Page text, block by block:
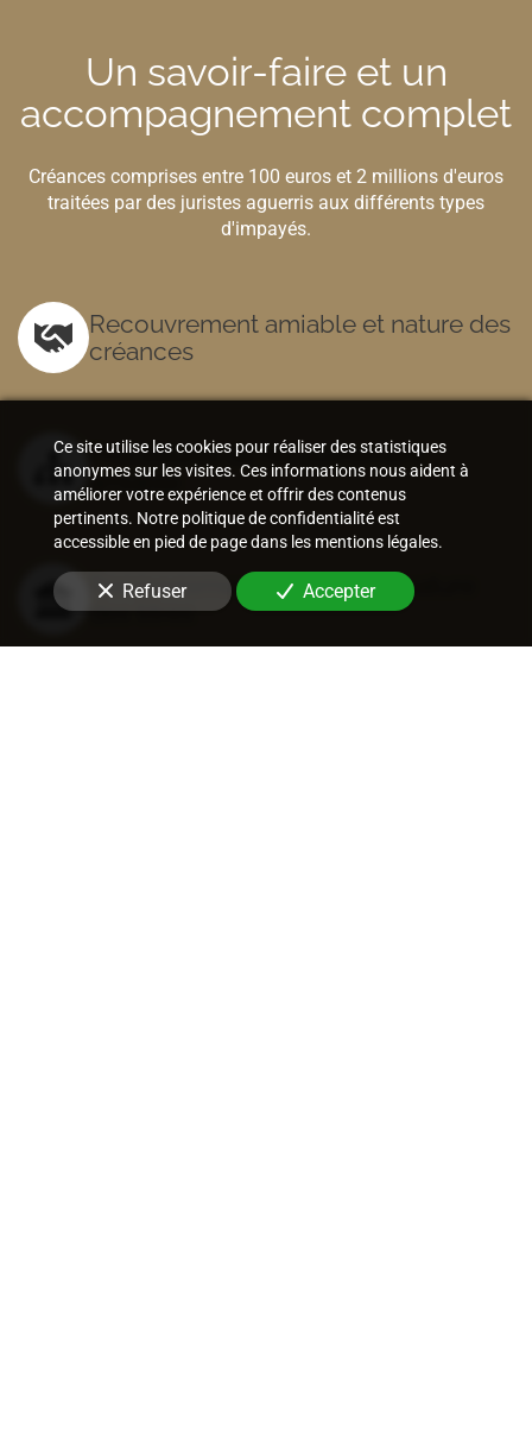
Un savoir-faire et un
accompagnement complet
Créances comprises entre 100 euros et 2 millions d'euros
traitées par des juristes aguerris aux différents types
d'impayés.
Recouvrement amiable et nature des
créances
Procédures de recouvrement
amiable
Recouvrement judiciaire et nature
des titres
Ce site utilise les cookies pour réaliser des statistiques
anonymes sur les visites. Ces informations nous aident à
améliorer votre expérience et offrir des contenus
pertinents. Notre politique de confidentialité est
accessible en pied de page dans les mentions légales.
Refuser Accepter